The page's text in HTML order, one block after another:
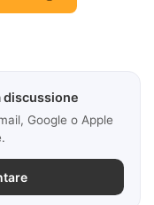
Google o Apple